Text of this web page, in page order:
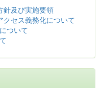
針及び実施要領
セス義務化について
ついて